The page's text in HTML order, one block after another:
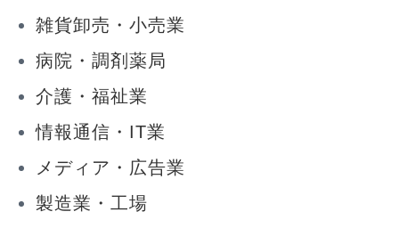
雑貨卸売・小売業
病院・調剤薬局
介護・福祉業
情報通信・IT業
メディア・広告業
製造業・工場